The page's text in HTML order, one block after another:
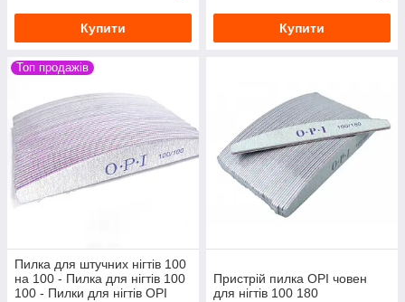
Купити Купити
Топ продажів
Пилка для штучних нігтів 100
на 100 - Пилка для нігтів 100
100 - Пилки для нігтів OPI
Пристрій пилка OPI човен
для нігтів 100 180